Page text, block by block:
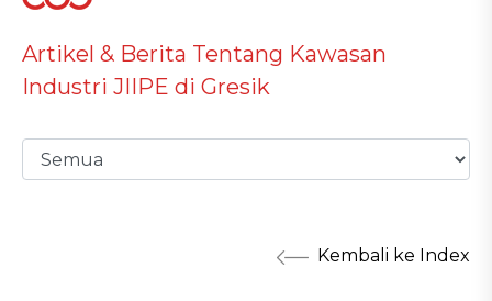
Artikel & Berita Tentang Kawasan
Industri JIIPE di Gresik
Kembali ke Index